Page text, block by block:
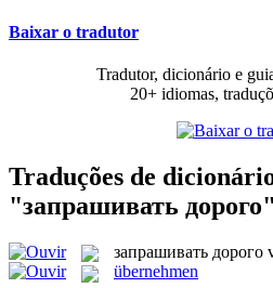
Baixar o tradutor
Tradutor, dicionário e
20+ idiomas,
Traduções de
"запрашивать дорого"
запрашивать дорого
übernehmen